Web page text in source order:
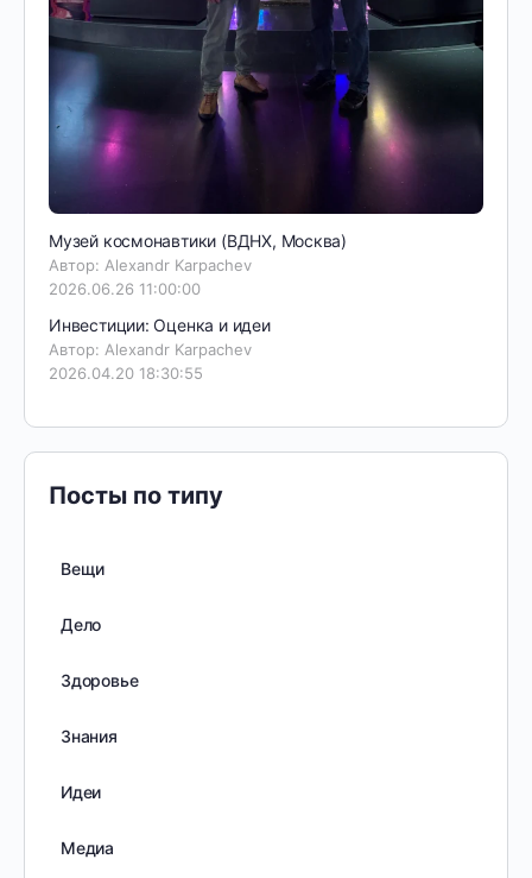
Музей космонавтики (ВДНХ, Москва)
Автор: Alexandr Karpachev
2026.06.26 11:00:00
Инвестиции: Оценка и идеи
Автор: Alexandr Karpachev
2026.04.20 18:30:55
Посты по типу
Вещи
Дело
Здоровье
Знания
Идеи
Медиа